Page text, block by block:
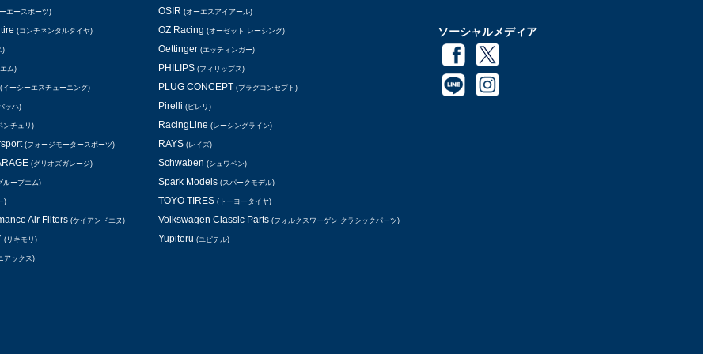
エースポーツ)
(コンチネンタルタイヤ)
)
ム)
(イーシーエスチューニング)
ッハ)
ンチュリ)
(フォージモータースポーツ)
(グリオズガレージ)
ループエム)
)
Air Filters (ケイアンドエヌ)
(リキモリ)
アックス)
OSIR (オーエスアイアール)
OZ Racing (オーゼット レーシング)
Oettinger (エッティンガー)
PHILIPS (フィリップス)
PLUG CONCEPT (プラグコンセプト)
Pirelli (ピレリ)
RacingLine (レーシングライン)
RAYS (レイズ)
Schwaben (シュワベン)
Spark Models (スパークモデル)
TOYO TIRES (トーヨータイヤ)
Volkswagen Classic Parts (フォルクスワーゲン クラシックパーツ)
Yupiteru (ユピテル)
ソーシャルメディア